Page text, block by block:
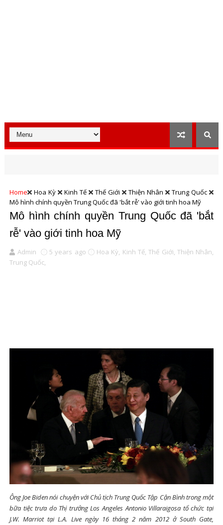
Home Hoa Kỳ Kinh Tế Thế Giới Thiện Nhân
Trung Quốc
Mô hình chính quyền Trung Quốc đã 'bắt rễ' vào giới tinh hoa Mỹ
Mô hình chính quyền Trung Quốc đã 'bắt
rễ' vào giới tinh hoa Mỹ
Admin 5 years ago Hoa Kỳ, Kinh Tế, Thế Giới, Thiện Nhân,
Trung Quốc,
Ông Joe Biden nói chuyện với Chủ tịch Trung Quốc Tập Cận Bình trong một
bữa tiệc trưa do Thị trưởng Los Angeles Antonio Villaraigosa tổ chức tại
J.W. Marriot tại L.A. Live ngày 16 tháng 2 năm 2012 ở South Gate,